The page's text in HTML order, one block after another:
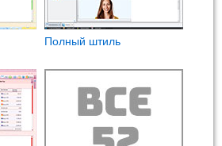
Полный штиль